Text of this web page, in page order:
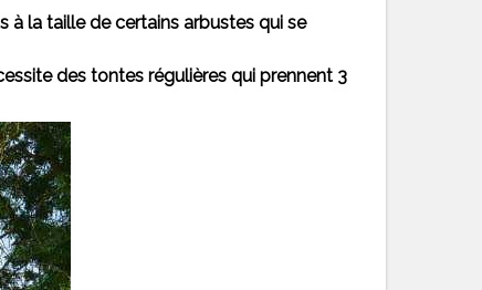
à la taille de certains arbustes qui se
des tontes régulières qui prennent 3